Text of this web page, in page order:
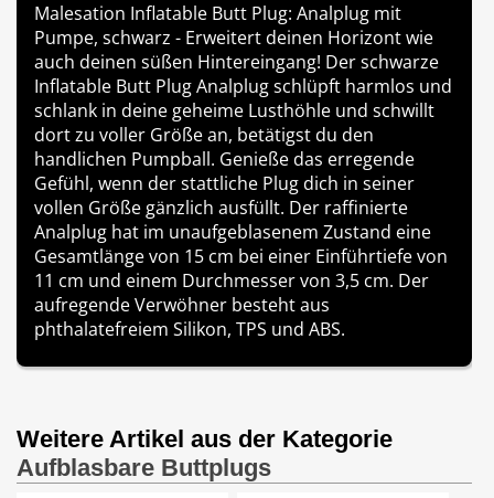
Malesation Inflatable Butt Plug: Analplug mit
Pumpe, schwarz - Erweitert deinen Horizont wie
auch deinen süßen Hintereingang! Der schwarze
Inflatable Butt Plug Analplug schlüpft harmlos und
schlank in deine geheime Lusthöhle und schwillt
dort zu voller Größe an, betätigst du den
handlichen Pumpball. Genieße das erregende
Gefühl, wenn der stattliche Plug dich in seiner
vollen Größe gänzlich ausfüllt. Der raffinierte
Analplug hat im unaufgeblasenem Zustand eine
Gesamtlänge von 15 cm bei einer Einführtiefe von
11 cm und einem Durchmesser von 3,5 cm. Der
aufregende Verwöhner besteht aus
phthalatefreiem Silikon, TPS und ABS.
Weitere Artikel aus der Kategorie
Aufblasbare Buttplugs